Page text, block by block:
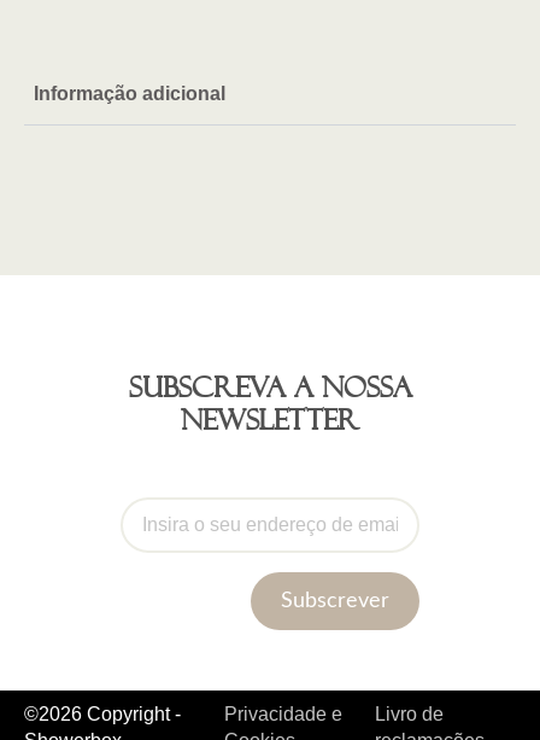
Informação adicional
Subscreva a nossa
newsletter
Subscrever
©2026 Copyright -
Privacidade e
Livro de